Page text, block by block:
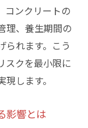
コンクリートの
理、養生期間の
られます。こう
スクを最小限に
します。
影響とは